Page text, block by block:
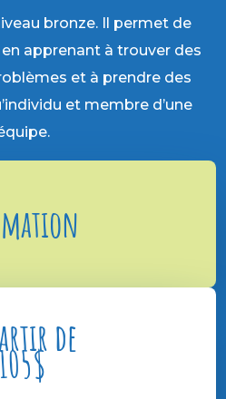
bronze. Il permet de
apprenant à trouver des
et à prendre des
et membre d’une
de
$